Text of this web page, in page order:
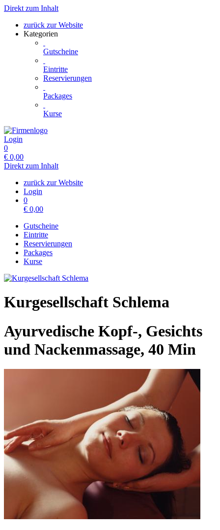
Direkt zum Inhalt
zurück zur Website
Kategorien
Gutscheine
Eintritte
Reservierungen
Packages
Kurse
Login
0
€ 0,00
Direkt zum Inhalt
zurück zur Website
Login
0
€ 0,00
Gutscheine
Eintritte
Reservierungen
Packages
Kurse
Kurgesellschaft Schlema
Ayurvedische Kopf-, Gesichts
und Nackenmassage, 40 Min